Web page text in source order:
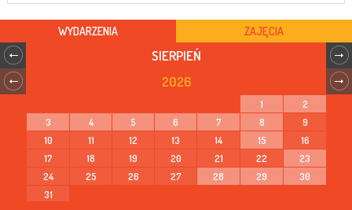
WYDARZENIA ZAJĘCIA
SIERPIEŃ
2026
1
2
3
4 5 6 7 8
9
10
11 12 13 14 15
16
17
18 19 20 21 22
23
24
25 26 27 28 29
30
31